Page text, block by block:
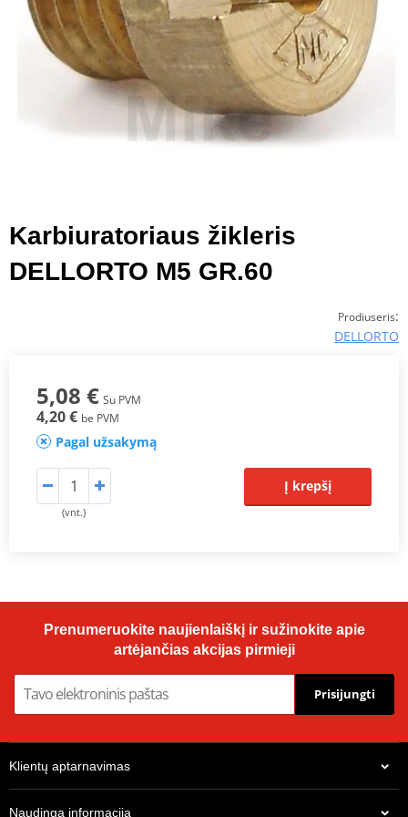
Karbiuratoriaus žikleris
DELLORTO M5 GR.60
Prodiuseris:
DELLORTO
5,08 € Su PVM
4,20 € be PVM
Pagal užsakymą
(vnt.)
Į krepšį
Prenumeruokite naujienlaiškį ir sužinokite apie
artėjančias akcijas pirmieji
Prisijungti
Klientų aptarnavimas
Naudinga informacija